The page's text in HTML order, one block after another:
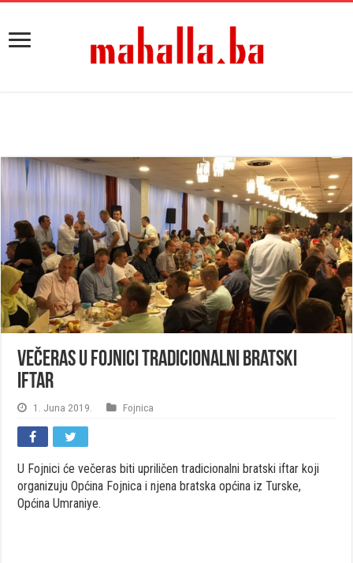
Večeras u Fojnici tradicionalni bratski
iftar
1. Juna 2019. Fojnica
U Fojnici će večeras biti upriličen tradicionalni bratski iftar koji
organizuju Općina Fojnica i njena bratska općina iz Turske,
Općina Umraniye.